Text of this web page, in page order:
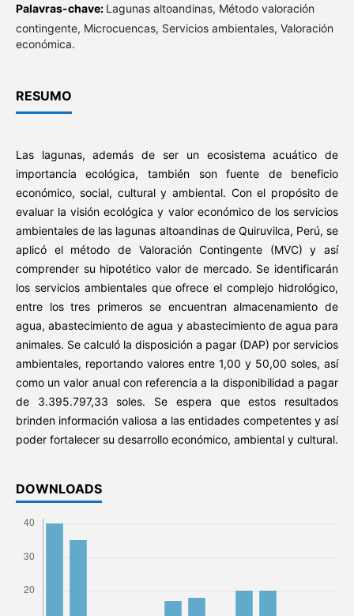
Palavras-chave: Lagunas altoandinas, Método valoración
contingente, Microcuencas, Servicios ambientales, Valoración
económica.
RESUMO
Las lagunas, además de ser un ecosistema acuático de
importancia ecológica, también son fuente de beneficio
económico, social, cultural y ambiental. Con el propósito de
evaluar la visión ecológica y valor económico de los servicios
ambientales de las lagunas altoandinas de Quiruvilca, Perú, se
aplicó el método de Valoración Contingente (MVC) y así
comprender su hipotético valor de mercado. Se identificarán
los servicios ambientales que ofrece el complejo hidrológico,
entre los tres primeros se encuentran almacenamiento de
agua, abastecimiento de agua y abastecimiento de agua para
animales. Se calculó la disposición a pagar (DAP) por servicios
ambientales, reportando valores entre 1,00 y 50,00 soles, así
como un valor anual con referencia a la disponibilidad a pagar
de 3.395.797,33 soles. Se espera que estos resultados
brinden información valiosa a las entidades competentes y así
poder fortalecer su desarrollo económico, ambiental y cultural.
DOWNLOADS